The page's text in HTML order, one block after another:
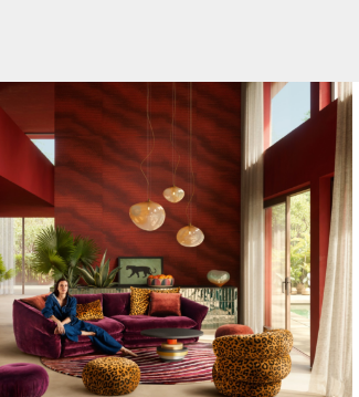
Manyara. Inspiriert von der Weite Afrikas.
46 2